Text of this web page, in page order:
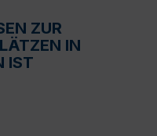
ZUR
IN
IST